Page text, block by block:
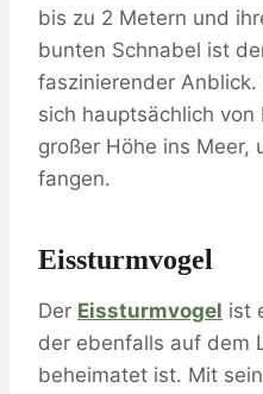
bis zu 2 Metern und
bunten Schnabel ist
faszinierender Anblick.
sich hauptsächlich
großer Höhe ins Meer,
fangen.
Eissturmvogel
Der Eissturmvogel ist
der ebenfalls auf dem
beheimatet ist. Mit